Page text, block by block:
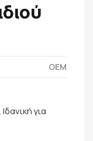
OEM
για